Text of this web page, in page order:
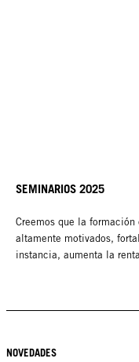
SEMINARIOS 2025
Creemos que la
altamente motivados,
instancia, aumenta la
NOVEDADES